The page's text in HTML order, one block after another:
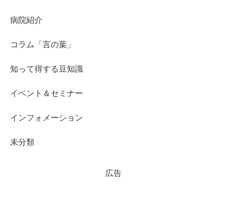
病院紹介
コラム「言の葉」
知って得する豆知識
イベント＆セミナー
インフォメーション
未分類
広告